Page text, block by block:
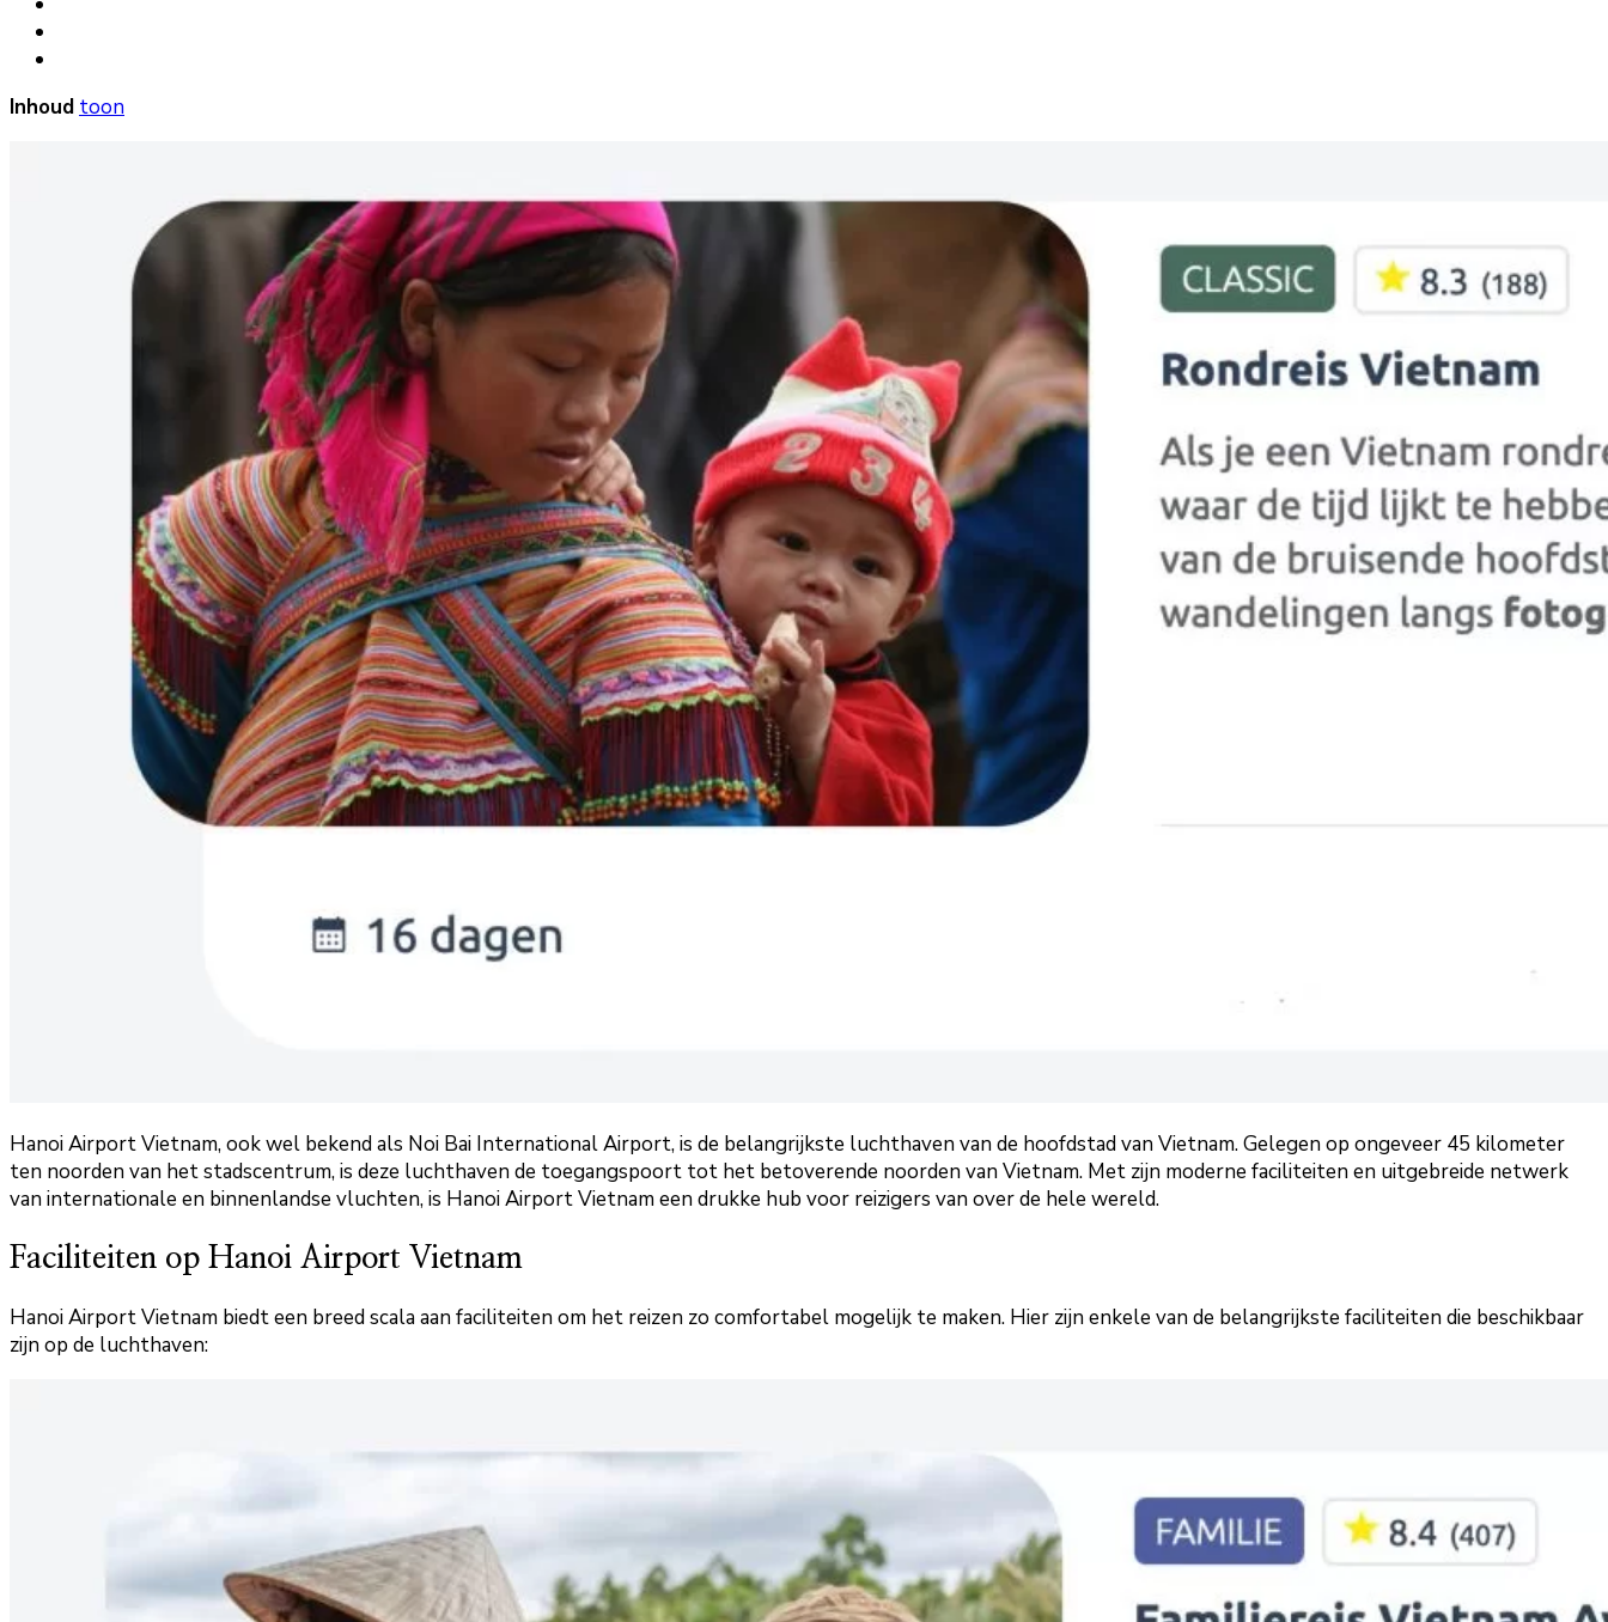
Inhoud toon
Hanoi Airport Vietnam, ook wel bekend als Noi Bai International Airport, is de belangrijkste luchthaven van de hoofdstad van Vietnam. Gelegen op ongeveer 45 kilometer
ten noorden van het stadscentrum, is deze luchthaven de toegangspoort tot het betoverende noorden van Vietnam. Met zijn moderne faciliteiten en uitgebreide netwerk
van internationale en binnenlandse vluchten, is Hanoi Airport Vietnam een drukke hub voor reizigers van over de hele wereld.
Faciliteiten op Hanoi Airport Vietnam
Hanoi Airport Vietnam biedt een breed scala aan faciliteiten om het reizen zo comfortabel mogelijk te maken. Hier zijn enkele van de belangrijkste faciliteiten die beschikbaar
zijn op de luchthaven: